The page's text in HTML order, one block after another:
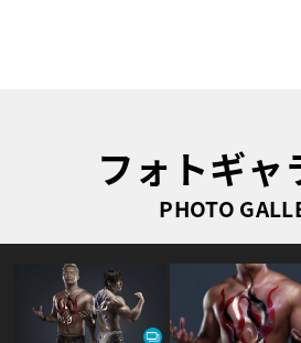
フォトギャ
PHOTO